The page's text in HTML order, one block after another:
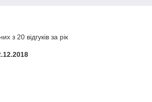
з 20 відгуків за рік